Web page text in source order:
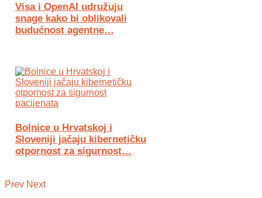
Visa i OpenAI udružuju
snage kako bi oblikovali
budućnost agentne…
Bolnice u Hrvatskoj i
Sloveniji jačaju kibernetičku
otpornost za sigurnost…
Prev Next